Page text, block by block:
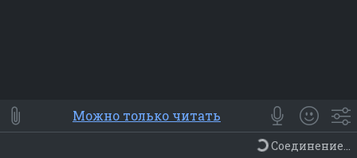
⭐ Мои Smile
😀 Emoji
Смайлики
Люди Животные Еда Объекты
Можно только читать
Соединение...